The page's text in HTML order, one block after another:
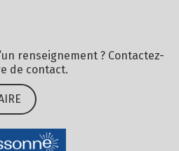
renseignement ? Contactez-
de contact.